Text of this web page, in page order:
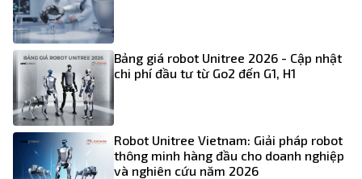
Bảng giá robot Unitree 2026 - Cập nhật
chi phí đầu tư từ Go2 đến G1, H1
Robot Unitree Vietnam: Giải pháp robot
thông minh hàng đầu cho doanh nghiệp
và nghiên cứu năm 2026